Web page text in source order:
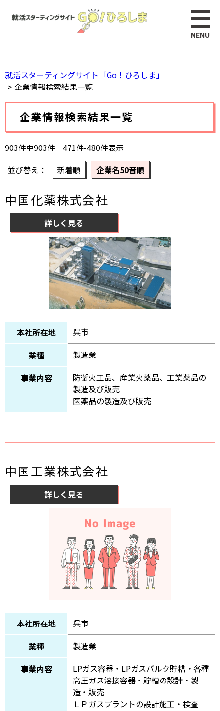
で
す。
就活スターティングサイト「Go！ひろしま」
企業情報検索結果一覧
企業情報検索結果一覧
903件中903件 471件-480件表示
並び替え
新着順 企業名50音順
中国化薬株式会社
詳しく見る
本社所在地
呉市
業種
製造業
事業内容
防衛火工品、産業火薬品、工業薬品の
製造及び販売
医薬品の製造及び販売
中国工業株式会社
詳しく見る
本社所在地
呉市
業種
製造業
事業内容
LPガス容器・LPガスバルク貯槽・各種
高圧ガス溶接容器・貯槽の設計・製
造・販売
ＬＰガスプラントの設計施工・検査